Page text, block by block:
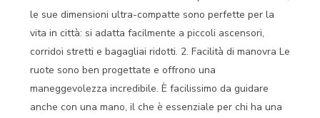
le sue dimensioni ultra-compatte sono perfette per la
vita in città: si adatta facilmente a piccoli ascensori,
corridoi stretti e bagagliai ridotti. 2. Facilità di manovra Le
ruote sono ben progettate e offrono una
maneggevolezza incredibile. È facilissimo da guidare
anche con una mano, il che è essenziale per chi ha una